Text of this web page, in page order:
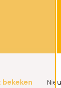
bekeken